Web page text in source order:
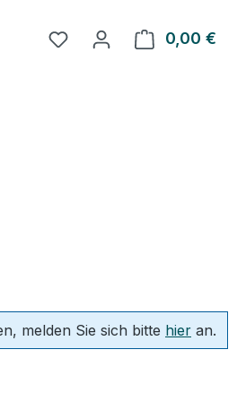
Du hast 0 Produkte auf
0,00 €
melden Sie sich bitte hier an.